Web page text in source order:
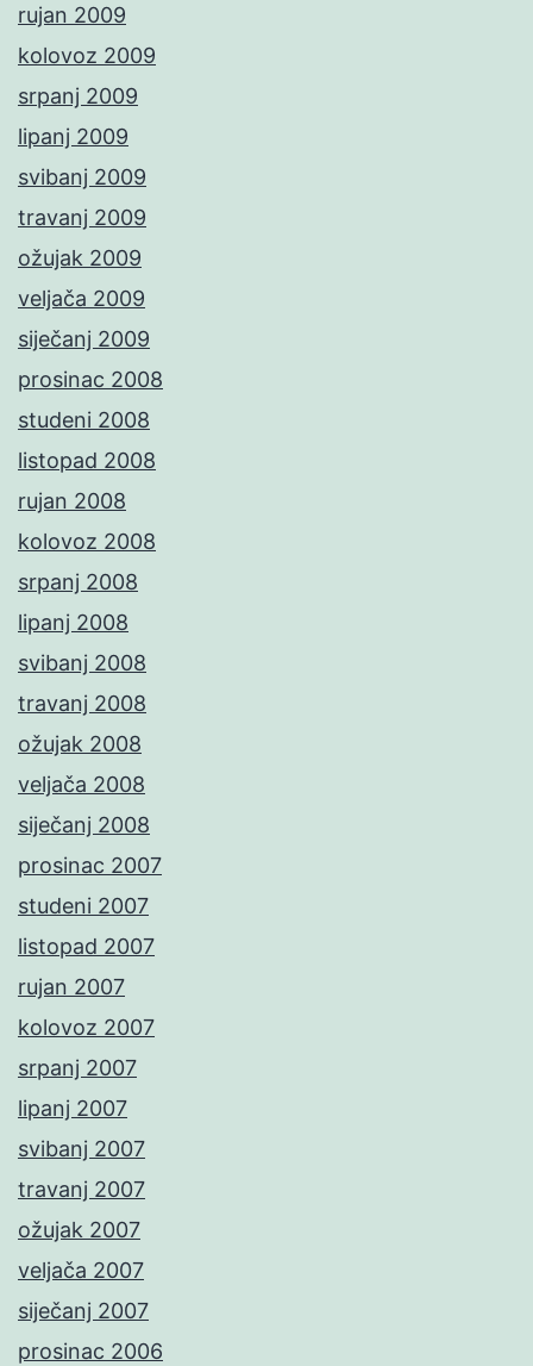
rujan 2009
kolovoz 2009
srpanj 2009
lipanj 2009
svibanj 2009
travanj 2009
ožujak 2009
veljača 2009
siječanj 2009
prosinac 2008
studeni 2008
listopad 2008
rujan 2008
kolovoz 2008
srpanj 2008
lipanj 2008
svibanj 2008
travanj 2008
ožujak 2008
veljača 2008
siječanj 2008
prosinac 2007
studeni 2007
listopad 2007
rujan 2007
kolovoz 2007
srpanj 2007
lipanj 2007
svibanj 2007
travanj 2007
ožujak 2007
veljača 2007
siječanj 2007
prosinac 2006